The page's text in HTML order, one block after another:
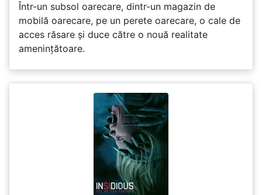
Într-un subsol oarecare, dintr-un magazin de
mobilă oarecare, pe un perete oarecare, o cale de
acces răsare și duce către o nouă realitate
amenințătoare.